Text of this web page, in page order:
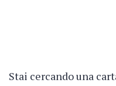
Stai cercando una